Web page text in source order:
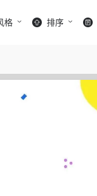
格 排序